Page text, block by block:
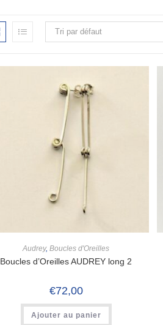
Tri par défaut
Audrey,Boucles d'Oreilles
Boucles d’Oreilles AUDREY long 2
€72,00
Ajouter au panier